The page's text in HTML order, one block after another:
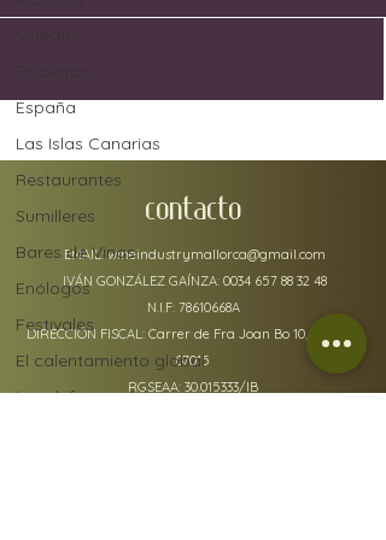
España
Las Islas Canarias
Restaurantes
Sumilleres
Bares de Vinos
Enólogos
Festivales
El calentamiento global
Los defectos del vino
CONTACTO
EMAIL:wineindustrymallorca@gmail.com
IVÁN GONZÁLEZ GAÍNZA: 0034 657 88 32 48
N.I.F: 78610668A
DIRECCIÓN FISCAL: Carrer de Fra Joan Bo 10, Gènova
07015
RGSEAA: 30.015333/IB